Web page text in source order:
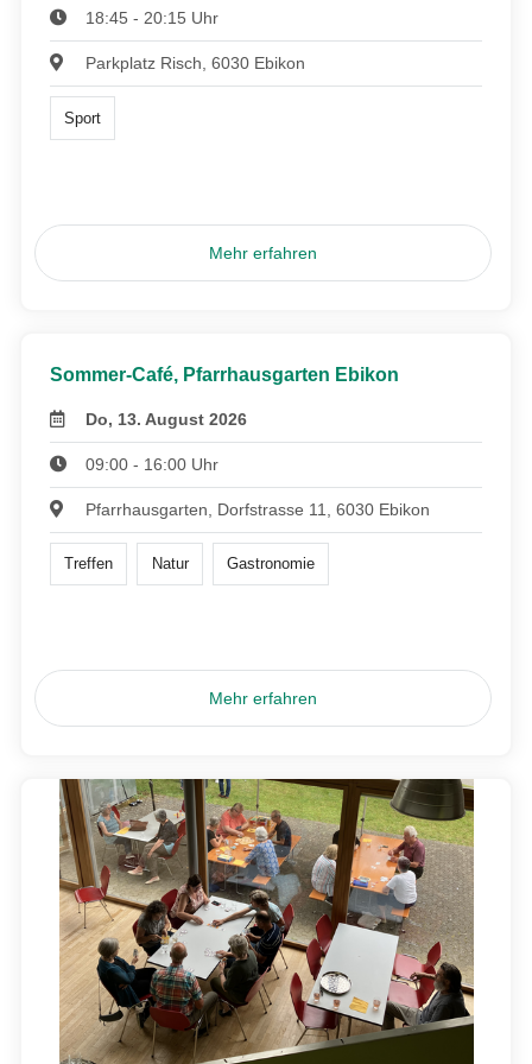
18:45 - 20:15 Uhr
Parkplatz Risch, 6030 Ebikon
Sport
Mehr erfahren
Sommer-Café, Pfarrhausgarten Ebikon
Do, 13. August 2026
09:00 - 16:00 Uhr
Pfarrhausgarten, Dorfstrasse 11, 6030 Ebikon
Treffen Natur Gastronomie
Mehr erfahren